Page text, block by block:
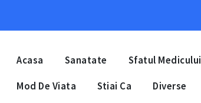
Acasa Sanatate Sfatul Medicului
Mod De Viata Stiai Ca Diverse